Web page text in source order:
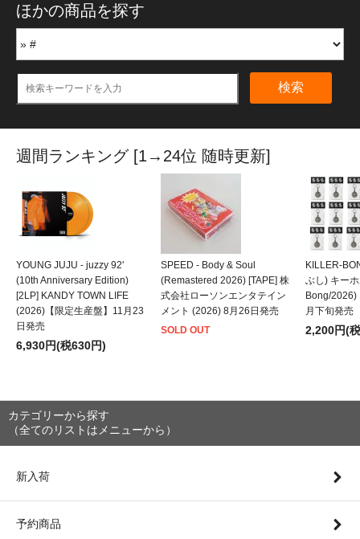
ほかの商品を探す
検索
週間ランキング [1→24位 随時更新]
YOUNG JUJU - juzzy 92'
(10th Anniversary Edition)
[2LP] KANDY TOWN LIFE
(2026)【限定生産盤】11月23
日発売
6,930円(税630円)
SPEED - Body & Soul
(Remastered 2026) [TAPE] 株
式会社ローソンエンタテイン
メント (2026) 8月26日発売
SOLD OUT
KILLER-
ぶし) キー
Bong/2026)
月下旬発売
2,200円(
カテゴリーから探す
（全てのリストはメニューから）
新入荷
予約商品